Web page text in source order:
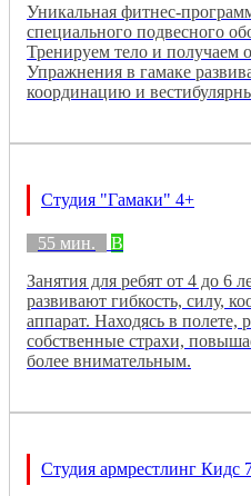
Уникальная фитнес-
специального подвесного
Тренируем тело и получаем
Упражнения в гамаке
координацию и
Студия "Гамаки" 4+
55 мин.
B
Занятия для ребят от 4 до 6
развивают гибкость, силу,
аппарат. Находясь в полете,
собственные страхи,
более внимательным.
Студия армрестлинг Кидс